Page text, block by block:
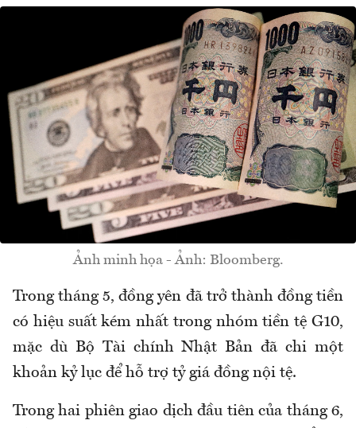
Ảnh minh họa - Ảnh: Bloomberg.
Trong tháng 5, đồng yên đã trở thành đồng tiền
có hiệu suất kém nhất trong nhóm tiền tệ G10,
mặc dù Bộ Tài chính Nhật Bản đã chi một
khoản kỷ lục để hỗ trợ tỷ giá đồng nội tệ.
Trong hai phiên giao dịch đầu tiên của tháng 6,